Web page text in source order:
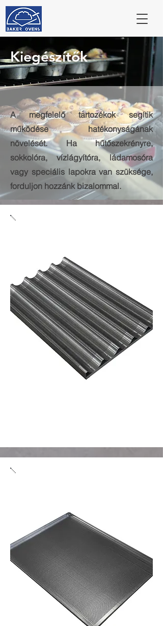
Kiegészítők
A megfelelő tartozékok segítik
működése hatékonyságának
növelését. Ha hűtőszekrényre,
sokkolóra, vízlágyítóra, ládamosóra
vagy speciális lapokra van szüksége,
forduljon hozzánk bizalommal.